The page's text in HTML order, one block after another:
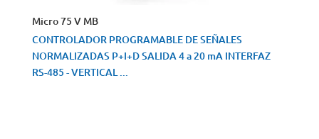
Micro 75 V MB
CONTROLADOR PROGRAMABLE DE SEÑALES
NORMALIZADAS P+I+D SALIDA 4 a 20 mA INTERFAZ
RS-485 - VERTICAL ...